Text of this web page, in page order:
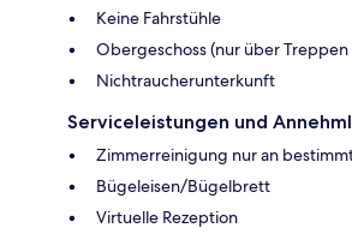
Keine Fahrstühle
Obergeschoss (nur über
Nichtraucherunterkunft
Serviceleistungen und
Zimmerreinigung nur an
Bügeleisen/Bügelbrett
Virtuelle Rezeption